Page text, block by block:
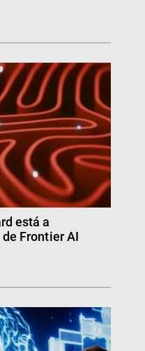
está a
Frontier AI